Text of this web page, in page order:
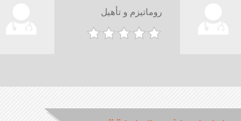
روماتيزم و تأهيل